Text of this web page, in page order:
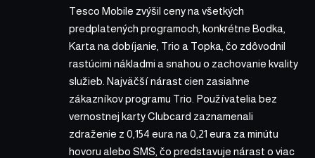
Tesco Mobile zvýšil ceny na všetkých
predplatených programoch, konkrétne Bodka,
Karta na dobíjanie, Trio a Topka, čo zdôvodnil
rastúcimi nákladmi a snahou o zachovanie kvality
služieb. Najväčší nárast cien zasiahne
zákazníkov programu Trio. Používatelia bez
vernostnej karty Clubcard zaznamenali
zdraženie z 0,154 eura na 0,21 eura za minútu
hovoru alebo SMS, čo predstavuje nárast o viac